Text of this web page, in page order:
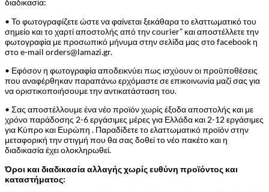
διαδικασία:
• Το φωτογραφίζετε ώστε να φαίνεται ξεκάθαρα το ελαττωματικό του
σημείο και το χαρτί αποστολής από την courier” και αποστέλλετε την
φωτογραφία με προσωπικό μήνυμα στην σελίδα μας στο facebook η
στο e-mail orders@lamazi.gr.
• Εφόσον η φωτογραφία αποδεικνύει πως ισχύουν οι προϋποθέσεις
που αναφέρθηκαν παραπάνω ερχόμαστε σε επικοινωνία μαζί σας για
να οριστικοποιήσουμε την αντικατάσταση του.
• Σας αποστέλλουμε ένα νέο προϊόν χωρίς έξοδα αποστολής και με
χρόνο παράδοσης 2-6 εργάσιμες μέρες για Ελλάδα και 2-12 εργάσιμες
για Κύπρο και Ευρώπη . Παραδίδετε το ελαττωματικό προϊόν στην
μεταφορική την στιγμή που θα σας δοθεί το νέο πακέτο και η
διαδικασία έχει ολοκληρωθεί.
Όροι και διαδικασία αλλαγής χωρίς ευθύνη προϊόντος και
καταστήματος: